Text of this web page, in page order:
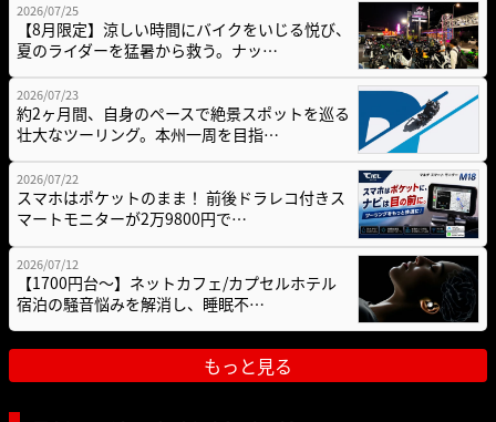
2026/07/25
【8月限定】涼しい時間にバイクをいじる悦び、
夏のライダーを猛暑から救う。ナッ…
2026/07/23
約2ヶ月間、自身のペースで絶景スポットを巡る
壮大なツーリング。本州一周を目指…
2026/07/22
スマホはポケットのまま！ 前後ドラレコ付きス
マートモニターが2万9800円で…
2026/07/12
【1700円台～】ネットカフェ/カプセルホテル
宿泊の騒音悩みを解消し、睡眠不…
もっと見る